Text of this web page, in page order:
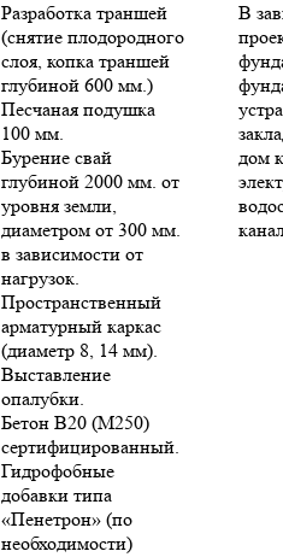
Разработка траншей
(снятие плодородного
слоя, копка траншей
глубиной 600 мм.)
Песчаная подушка
100 мм.
Бурение свай
глубиной 2000 мм. от
уровня земли,
диаметром от 300 мм.
в зависимости от
нагрузок.
Пространственный
арматурный каркас
(диаметр 8, 14 мм).
Выставление
опалубки.
Бетон В20 (М250)
сертифицированный.
Гидрофобные
добавки типа
«Пенетрон» (по
необходимости)
В
дом